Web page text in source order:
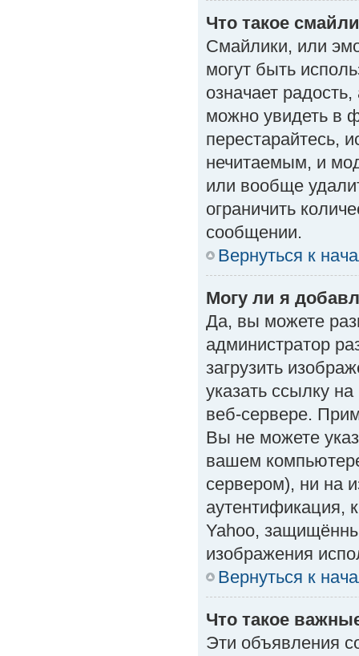
Что такое
Смайлики, или
могут быть
означает
можно увидеть в
перестарайтесь,
нечитаемым, и
или вообще
ограничить
сообщении.
Вернуться к
Могу ли я
Да, вы можете
администратор
загрузить
указать ссылку
веб-сервере.
Вы не можете
вашем
сервером), ни на
аутентификация,
Yahoo,
изображения
Вернуться к
Что такое
Эти объявления